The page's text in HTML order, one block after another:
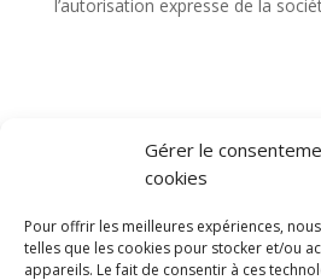
Gérer le
cookies
Pour offrir les meilleures expériences,
telles que les cookies pour stocker et/ou
appareils. Le fait de consentir à ces
l’autorisation expresse de la